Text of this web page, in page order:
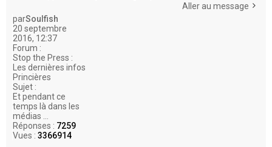
Aller au message
parSoulfish
20 septembre
2016, 12:37
Forum :
Stop the Press :
Les dernières infos
Princières
Sujet :
Et pendant ce
temps là dans les
médias ...
Réponses : 7259
Vues : 3366914